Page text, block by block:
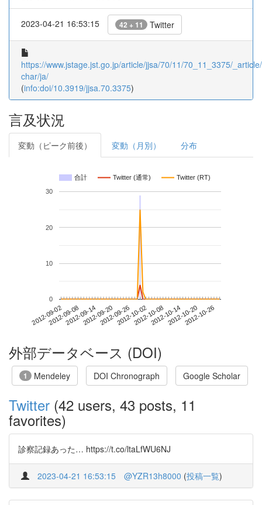
2023-04-21 16:53:15 42 + 11 Twitter
https://www.jstage.jst.go.jp/article/jjsa/70/11/70_11_3375/
char/ja/
(info:doi/10.3919/jjsa.70.3375)
言及状況
変動（ピーク前後） 変動（月別） 分布
合計 Twitter (通常) Twitter (RT)
2012-09-022012-09-082012-09-142012-09-202012-09-262012-10-022012-10-082012-10-142012-10-202012-10-26
0
10
20
30
外部データベース (DOI)
1 Mendeley DOI Chronograph Google Scholar
Twitter (42 users, 43 posts, 11
favorites)
診察記録あった… https://t.co/ltaLfWU6NJ
2023-04-21 16:53:15 @YZR13h8000 (投稿一覧)